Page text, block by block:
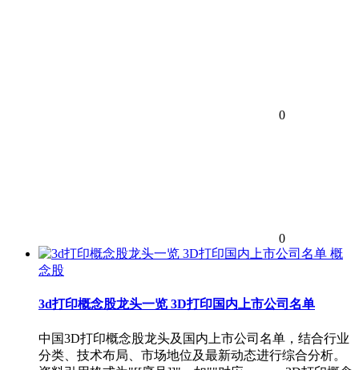
0
0
概
念股
3d打印概念股龙头一览 3D打印国内上市公司名单
中国3D打印概念股龙头及国内上市公司名单，结合行业
分类、技术布局、市场地位及最新动态进行综合分析。